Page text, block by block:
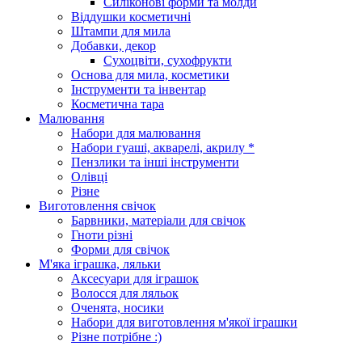
Віддушки косметичні
Штампи для мила
Добавки, декор
Сухоцвіти, сухофрукти
Основа для мила, косметики
Інструменти та інвентар
Косметична тара
Малювання
Набори для малювання
Набори гуаші, акварелі, акрилу *
Пензлики та інші інструменти
Олівці
Різне
Виготовлення свічок
Барвники, матеріали для свічок
Гноти різні
Форми для свічок
М'яка іграшка, ляльки
Аксесуари для іграшок
Волосся для ляльок
Оченята, носики
Набори для виготовлення м'якої іграшки
Різне потрібне :)